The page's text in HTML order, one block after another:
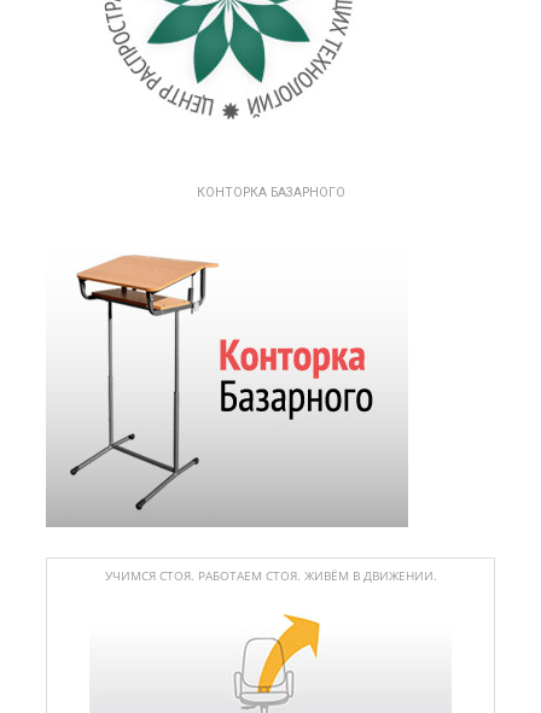
КОНТОРКА БАЗАРНОГО
УЧИМСЯ СТОЯ. РАБОТАЕМ СТОЯ. ЖИВЁМ В ДВИЖЕНИИ.